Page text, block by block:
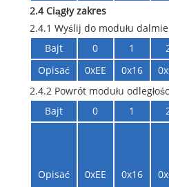
2.4 Ciągły zakres
2.4.1 Wyślij do modułu
Bajt
0 1
Opisać
0xEE 0x16
2.4.2 Powrót modułu
Bajt
0 1
Opisać 0xEE 0x16